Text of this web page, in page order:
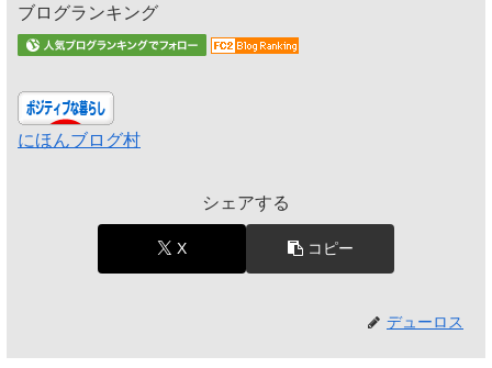
ブログランキング
にほんブログ村
シェアする
X コピー
デューロス